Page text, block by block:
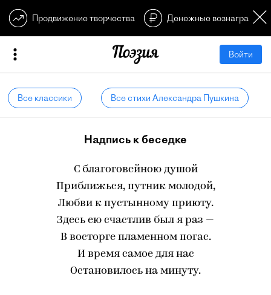
Продвижение творчества Денежные
Войти
Все классики Все стихи Александра Пушкина
Надпись к беседке
С благоговейною душой
Приближься, путник молодой,
Любви к пустынному приюту.
Здесь ею счастлив был я раз —
В восторге пламенном погас.
И время самое для нас
Остановилось на минуту.